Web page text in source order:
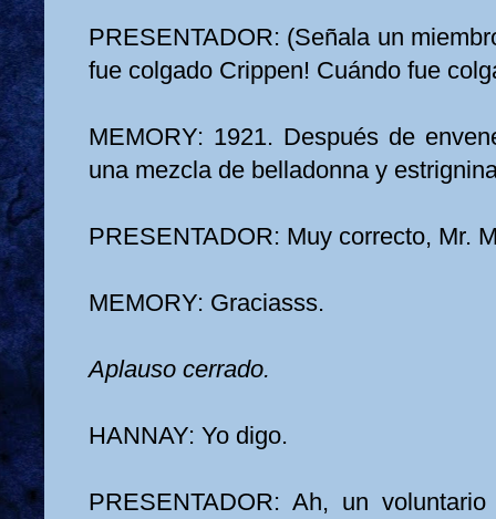
PRESENTADOR: (Señala un
fue colgado Crippen! Cuándo fue
MEMORY: 1921. Después de
una mezcla de belladonna y
PRESENTADOR: Muy correcto, Mr.
MEMORY: Graciasss.
Aplauso cerrado.
HANNAY: Yo digo.
PRESENTADOR: Ah, un